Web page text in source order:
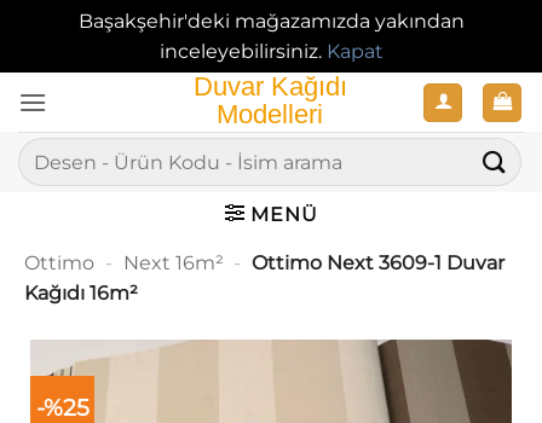
Başakşehir'deki mağazamızda yakından
inceleyebilirsiniz. Kapat
atla
Ara:
MENÜ
Ottimo - Next 16m² - Ottimo Next 3609-1 Duvar
Kağıdı 16m²
-%25